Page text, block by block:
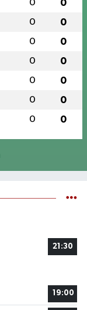
0 0
0 0
0 0
0 0
0 0
0 0
0 0
21:30
19:00